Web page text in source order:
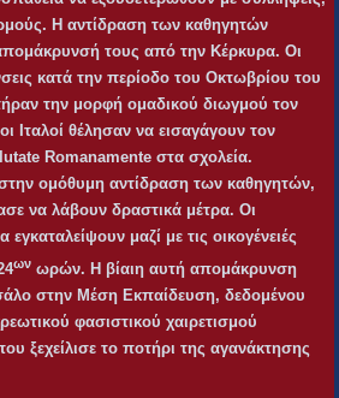
Η αντίδραση των καθηγητών
τους από την Κέρκυρα. Οι
κατά την περίοδο του Οκτωβρίου του
την μορφή ομαδικού διωγμού τον
Iταλοί θέλησαν να εισαγάγουν τον
Romanamenteστα σχολεία.
ομόθυμη αντίδραση των καθηγητών,
να λάβουν δραστικά μέτρα. Οι
μαζί με τις οικογένειές
ων ωρών. Η βίαιη αυτή απομάκρυνση
στην Μέση Εκπαίδευση, δεδομένου
φασιστικού χαιρετισμού
ξεχείλισε το ποτήρι της αγανάκτησης